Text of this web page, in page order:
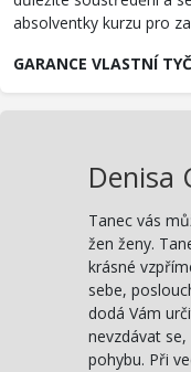
absolventky kurzu pro
GARANCE VLASTNÍ
Denisa
Tanec vás
žen ženy.
krásné
sebe,
dodá Vám
nevzdávat
pohybu. Při